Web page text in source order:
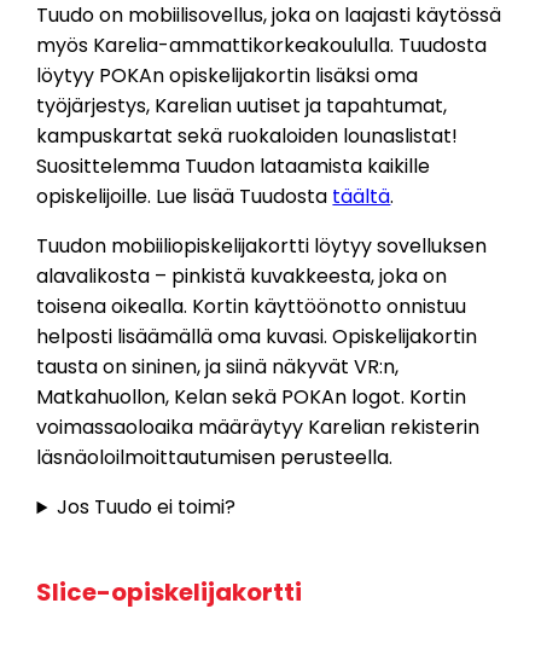
Tuudo on mobiilisovellus, joka on laajasti käytössä
myös Karelia-ammattikorkeakoululla. Tuudosta
löytyy POKAn opiskelijakortin lisäksi oma
työjärjestys, Karelian uutiset ja tapahtumat,
kampuskartat sekä ruokaloiden lounaslistat!
Suosittelemma Tuudon lataamista kaikille
opiskelijoille. Lue lisää Tuudosta täältä.
Tuudon mobiiliopiskelijakortti löytyy sovelluksen
alavalikosta – pinkistä kuvakkeesta, joka on
toisena oikealla. Kortin käyttöönotto onnistuu
helposti lisäämällä oma kuvasi. Opiskelijakortin
tausta on sininen, ja siinä näkyvät VR:n,
Matkahuollon, Kelan sekä POKAn logot. Kortin
voimassaoloaika määräytyy Karelian rekisterin
läsnäoloilmoittautumisen perusteella.
Jos Tuudo ei toimi?
Slice-opiskelijakortti